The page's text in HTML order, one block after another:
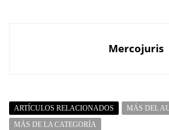
Mercojuris
ARTÍCULOS RELACIONADOS
MÁS DEL
MÁS DE LA CATEGORÍA